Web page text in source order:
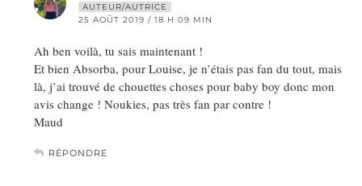
AUTEUR/AUTRICE
25 AOÛT 2019 / 18 H 09 MIN
Ah ben voilà, tu sais maintenant !
Et bien Absorba, pour Louise, je n’étais pas fan du tout, mais
là, j’ai trouvé de chouettes choses pour baby boy donc mon
avis change ! Noukies, pas très fan par contre !
Maud
RÉPONDRE